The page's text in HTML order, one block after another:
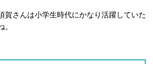
賀さんは小学生時代にかなり活躍していた